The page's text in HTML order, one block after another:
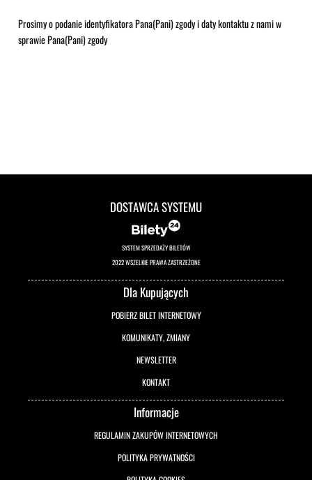
Prosimy o podanie identyfikatora Pana(Pani) zgody i daty kontaktu z nami w
sprawie Pana(Pani) zgody
DOSTAWCA SYSTEMU
SYSTEM SPRZEDAŻY BILETÓW
2022 WSZELKIE PRAWA ZASTRZEŻONE
Dla Kupujących
POBIERZ BILET INTERNETOWY
KOMUNIKATY, ZMIANY
NEWSLETTER
KONTAKT
Informacje
REGULAMIN ZAKUPÓW INTERNETOWYCH
POLITYKA PRYWATNOŚCI